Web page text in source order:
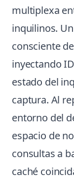
multiplexa
inquilinos.
consciente
inyectando
estado del
captura. Al
entorno del
espacio de
consultas a
caché